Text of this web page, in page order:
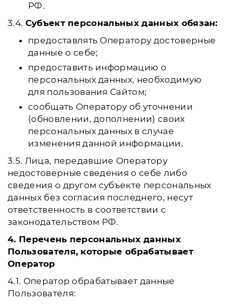
РФ.
3.4. Субъект персональных данных обязан:
предоставлять Оператору достоверные
данные о себе;
предоставить информацию о
персональных данных, необходимую
для пользования Сайтом;
сообщать Оператору об уточнении
(обновлении, дополнении) своих
персональных данных в случае
изменения данной информации.
3.5. Лица, передавшие Оператору
недостоверные сведения о себе либо
сведения о другом субъекте персональных
данных без согласия последнего, несут
ответственность в соответствии с
законодательством РФ.
4. Перечень персональных данных
Пользователя, которые обрабатывает
Оператор
4.1. Оператор обрабатывает данные
Пользователя: